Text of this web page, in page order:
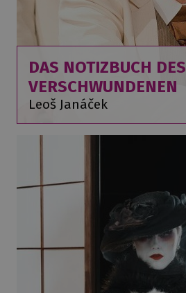
DAS NOTIZBUCH DES
VERSCHWUNDENEN
Leoš Janáček